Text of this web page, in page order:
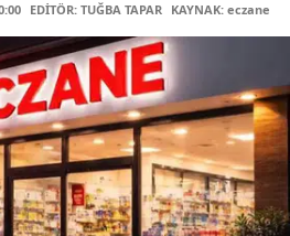
EDİTÖR: TUĞBA TAPAR KAYNAK: eczane